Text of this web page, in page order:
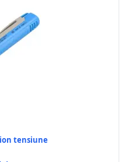
tensiune